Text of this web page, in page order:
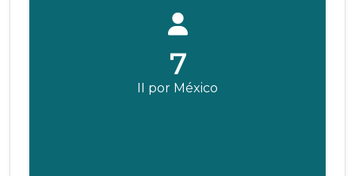
7
II por México